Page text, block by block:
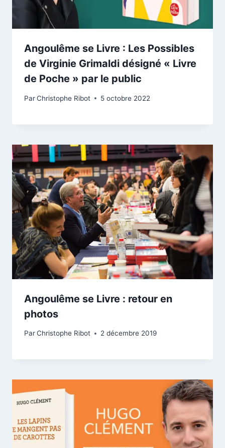
Angoulême se Livre : Les Possibles
de Virginie Grimaldi désigné « Livre
de Poche » par le public
ParChristophe Ribot 5 octobre 2022
Angoulême se Livre : retour en
photos
ParChristophe Ribot 2 décembre 2019